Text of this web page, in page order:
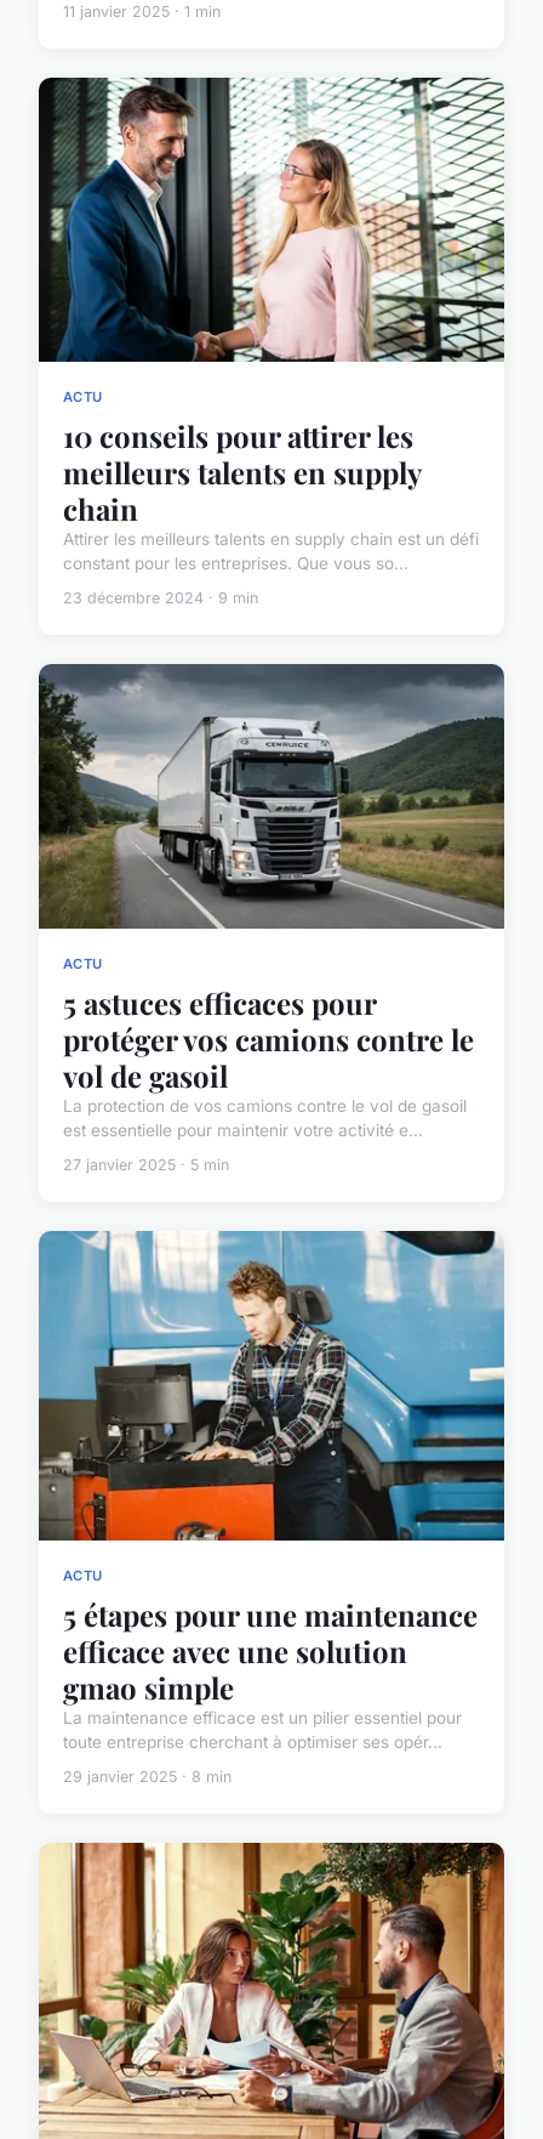
11 janvier 2025 · 1 min
ACTU
10 conseils pour attirer les
meilleurs talents en supply
chain
Attirer les meilleurs talents en supply chain est un défi
constant pour les entreprises. Que vous so...
23 décembre 2024 · 9 min
ACTU
5 astuces efficaces pour
protéger vos camions contre le
vol de gasoil
La protection de vos camions contre le vol de gasoil
est essentielle pour maintenir votre activité e...
27 janvier 2025 · 5 min
ACTU
5 étapes pour une maintenance
efficace avec une solution
gmao simple
La maintenance efficace est un pilier essentiel pour
toute entreprise cherchant à optimiser ses opér...
29 janvier 2025 · 8 min